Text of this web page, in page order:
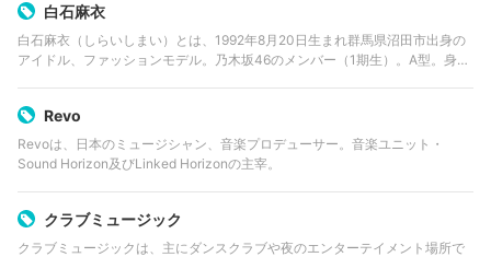
白石麻衣
白石麻衣（しらいしまい）とは、1992年8月20日生まれ群馬県沼田市出身の
アイドル、ファッションモデル。乃木坂46のメンバー（1期生）。A型。身長
Revo
Revoは、日本のミュージシャン、音楽プロデューサー。音楽ユニット・
Sound Horizon及びLinked Horizonの主宰。
クラブミュージック
クラブミュージックは、主にダンスクラブや夜のエンターテイメント場所で